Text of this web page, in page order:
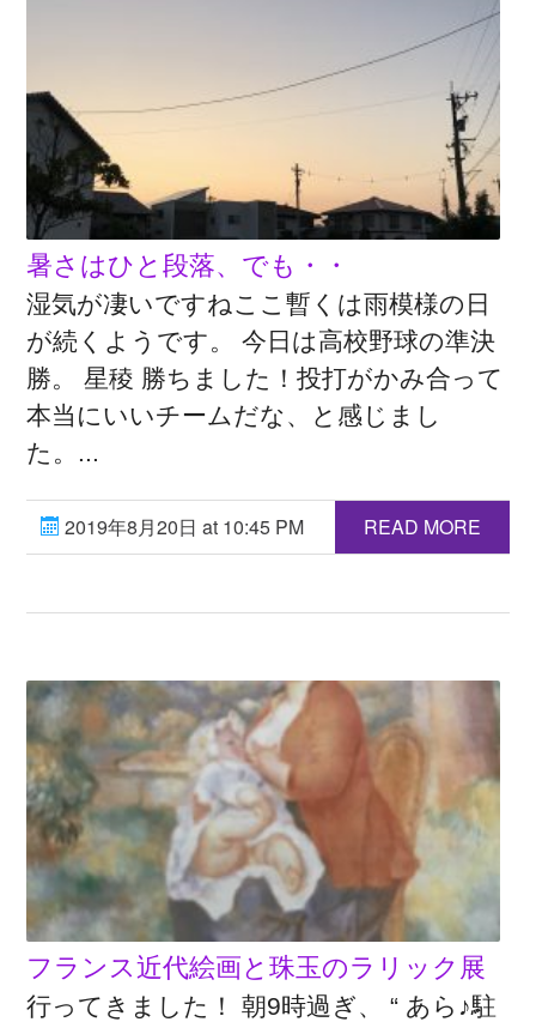
暑さはひと段落、でも・・
湿気が凄いですねここ暫くは雨模様の日
が続くようです。 今日は高校野球の準決
勝。 星稜 勝ちました！投打がかみ合って
本当にいいチームだな、と感じまし
た。...
2019年8月20日 at 10:45 PM READ MORE
フランス近代絵画と珠玉のラリック展
行ってきました！ 朝9時過ぎ、 “ あら♪駐